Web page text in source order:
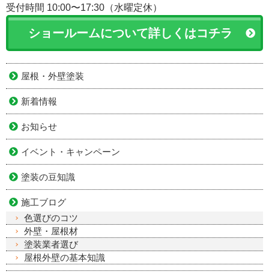
受付時間 10:00〜17:30（水曜定休）
ショールームについて詳しくはコチラ
屋根・外壁塗装
新着情報
お知らせ
イベント・キャンペーン
塗装の豆知識
施工ブログ
色選びのコツ
外壁・屋根材
塗装業者選び
屋根外壁の基本知識